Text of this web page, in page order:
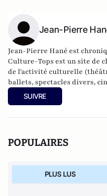
Jean-Pierre
Jean-Pierre Hané est
Culture-Tops est un site de
de l'activité culturelle
ballets, spectacles divers,
SUIVRE
POPULAIRES
PLUS LUS